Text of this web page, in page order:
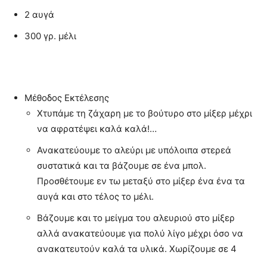
2 αυγά
300 γρ. μέλι
Μέθοδος Εκτέλεσης
Χτυπάμε τη ζάχαρη με το βούτυρο στο μίξερ μέχρι
να αφρατέψει καλά καλά!…
Ανακατεύουμε το αλεύρι με υπόλοιπα στερεά
συστατικά και τα βάζουμε σε ένα μπολ.
Προσθέτουμε εν τω μεταξύ στο μίξερ ένα ένα τα
αυγά και στο τέλος το μέλι.
Βάζουμε και το μείγμα του αλευριού στο μίξερ
αλλά ανακατεύουμε για πολύ λίγο μέχρι όσο να
ανακατευτούν καλά τα υλικά. Χωρίζουμε σε 4